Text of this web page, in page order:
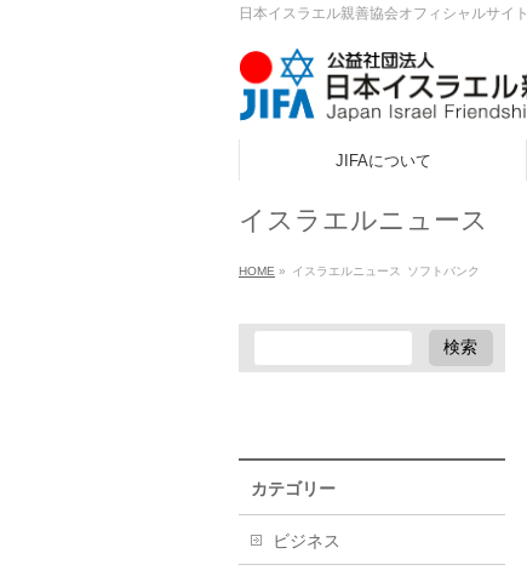
日本イスラエル親善協会オフィシャルサイト
JIFAについて
イスラエルニュース
HOME » イスラエルニュース ソフトバンク
カテゴリー
ビジネス